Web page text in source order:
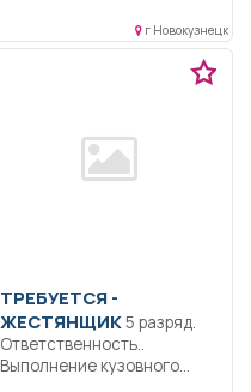
г Новокузнецк
ТРЕБУЕТСЯ -
ЖЕСТЯНЩИК5 разряд.
Ответственность..
Выполнение кузовного